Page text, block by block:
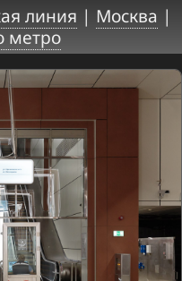
линия | Москва |
метро